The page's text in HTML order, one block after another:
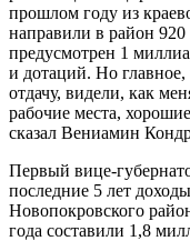
прошлом году из
направили в район
предусмотрен 1
и дотаций. Но
отдачу, видели, как
рабочие места,
сказал Вениамин
Первый вице-
последние 5 лет
Новопокровского
года составили 1,8